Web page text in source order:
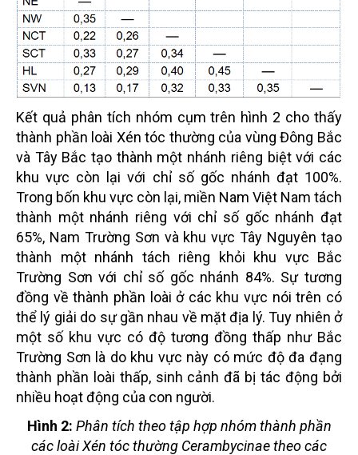
Kết quả phân tích nhóm cụm trên hình 2 cho thấy
thành phần loài Xén tóc thường của vùng Đông Bắc
và Tây Bắc tạo thành một nhánh riêng biệt với các
khu vực còn lại với chỉ số gốc nhánh đạt 100%.
Trong bốn khu vực còn lại, miền Nam Việt Nam tách
thành một nhánh riêng với chỉ số gốc nhánh đạt
65%, Nam Trường Sơn và khu vực Tây Nguyên tạo
thành một nhánh tách riêng khỏi khu vực Bắc
Trường Sơn với chỉ số gốc nhánh 84%. Sự tương
đồng về thành phần loài ở các khu vực nói trên có
thể lý giải do sự gần nhau về mặt địa lý. Tuy nhiên ở
một số khu vực có độ tương đồng thấp như Bắc
Trường Sơn là do khu vực này có mức độ đa đạng
thành phần loài thấp, sinh cảnh đã bị tác động bởi
nhiều hoạt động của con người.
Hình 2: Phân tích theo tập hợp nhóm thành phần
các loài Xén tóc thường Cerambycinae theo các